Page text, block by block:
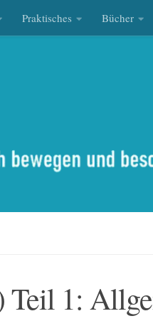
Praktisches Bücher
1: